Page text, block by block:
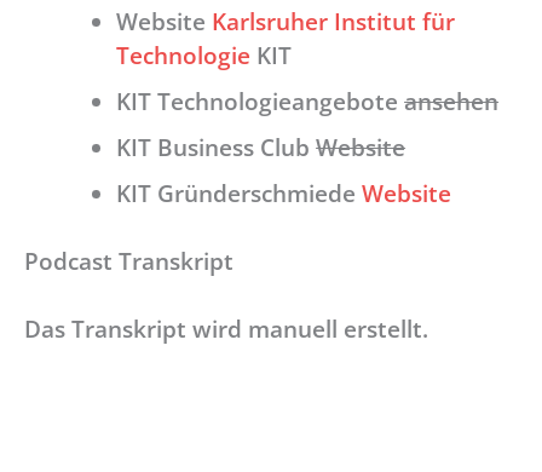
Website Karlsruher Institut für
Technologie KIT
KIT Technologieangeboteansehen
KIT Business ClubWebsite
KIT GründerschmiedeWebsite
Podcast Transkript
Das Transkript wird manuell erstellt.